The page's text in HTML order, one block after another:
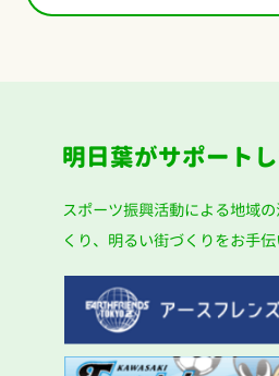
明日葉がサポート
スポーツ振興活動による地域の
くり、明るい街づくりをお手伝